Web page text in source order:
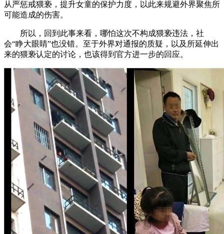
从严惩戒猥亵，提升女童的保护力度，以此来规避外界聚焦所
可能造成的伤害。
所以，回到此事来看，哪怕这次不构成猥亵违法，社
会“睁大眼睛”也没错。至于外界对通报的质疑，以及所延伸出
来的猥亵认定的讨论，也该得到官方进一步的回应。